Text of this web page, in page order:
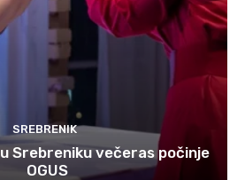
SREBRENIK
Srebreniku večeras počinje
OGUS